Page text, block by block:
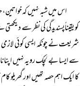
اس میں شبہ نہیں کہ
کو یقیناًپسندیدگی کی نظر سے
شریعت نے چونکہ ایسی کوئی
سے ایسا بے لچک رویہ نہیں
کا ایک اہم حصہ تھیں اور